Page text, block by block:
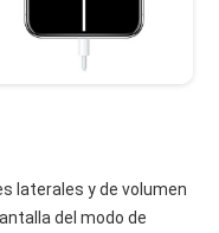
laterales y de volumen
del modo de